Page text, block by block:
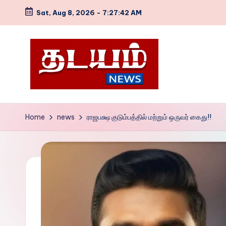
Skip
Sat, Aug 8, 2026 - 7:27:43 AM
T
h
d
WEB
Home news ராஜபக்ஷ குடும்பத்தில் மற்றும் ஒருவர் கைது!!